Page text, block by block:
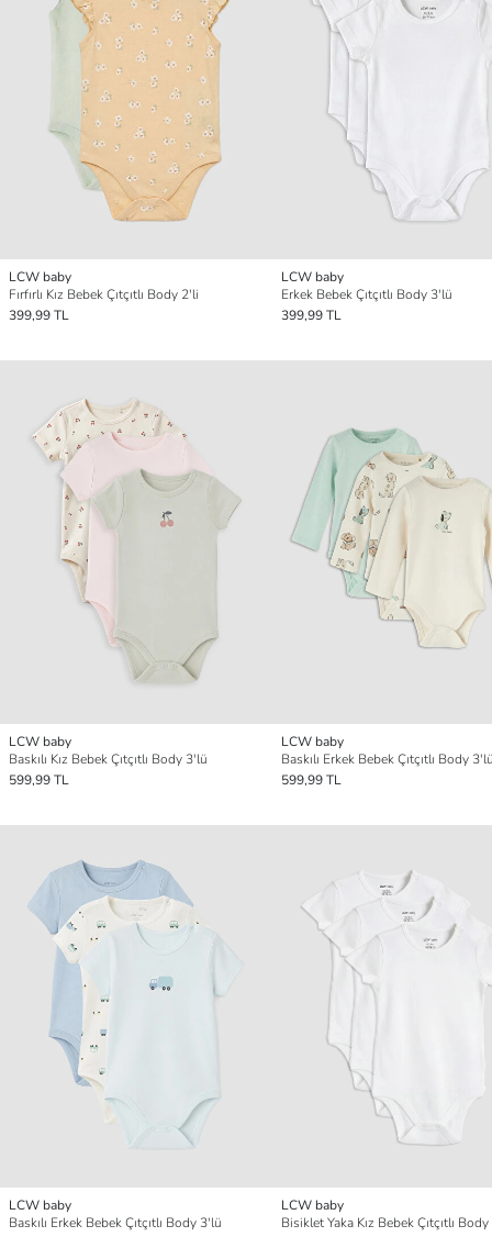
LCW baby
Fırfırlı Kız Bebek Çıtçıtlı Body 2'li
399,99 TL
LCW baby
Erkek Bebek Çıtçıtlı Body 3'lü
399,99 TL
LCW baby
Baskılı Kız Bebek Çıtçıtlı Body 3'lü
599,99 TL
LCW baby
Baskılı Erkek Bebek Çıtçıtlı Body
599,99 TL
LCW baby
Baskılı Erkek Bebek Çıtçıtlı Body 3'lü
LCW baby
Bisiklet Yaka Kız Bebek Çıtçıtlı